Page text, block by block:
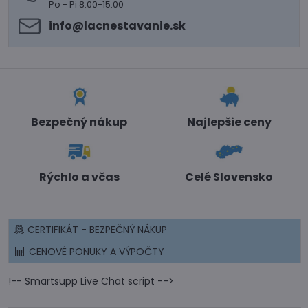
Po - Pi 8:00-15:00
info​@lacnestavanie​.sk
Bezpečný nákup Najlepšie ceny
Rýchlo a včas Celé Slovensko
CERTIFIKÁT - BEZPEČNÝ NÁKUP
CENOVÉ PONUKY A VÝPOČTY
!-- Smartsupp Live Chat script -->